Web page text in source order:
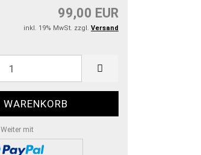
99,00 EUR
inkl. 19% MwSt. zzgl. Versand
Weiter mit